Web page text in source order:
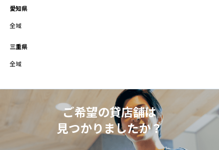
愛知県
全域
三重県
全域
ご希望の貸店舗は
見つかりましたか？